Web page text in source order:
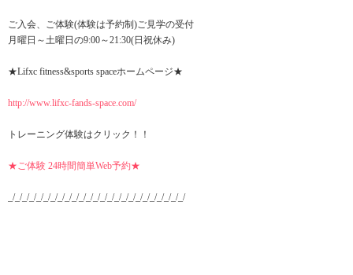
ご入会、ご体験(体験は予約制)ご見学の受付
月曜日～土曜日の9:00～21:30(日祝休み)
★Lifxc fitness&sports spaceホームページ★
http://www.lifxc-fands-space.com/
トレーニング体験はクリック！！
★ご体験 24時間簡単Web予約★
_/_/_/_/_/_/_/_/_/_/_/_/_/_/_/_/_/_/_/_/_/_/_/_/_/